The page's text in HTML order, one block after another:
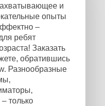
и
опыты
–
ребят
Заказать
обратившись
Разнообразные
только